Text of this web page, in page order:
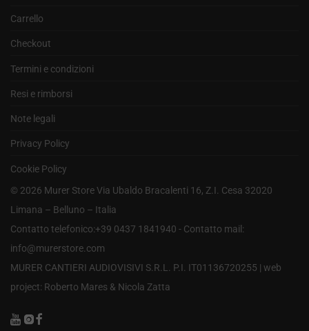
Carrello
Checkout
Termini e condizioni
Resi e rimborsi
Note legali
Privacy Policy
Cookie Policy
© 2026 Murer Store Via Ubaldo Bracalenti 16, Z.I. Cesa 32020
Limana – Belluno – Italia
Contatto telefonico:+39 0437 1841940 - Contatto mail:
info@murerstore.com
MURER CANTIERI AUDIOVISIVI S.R.L. P.I. IT01136720255 | web
project: Roberto Mares & Nicola Zatta